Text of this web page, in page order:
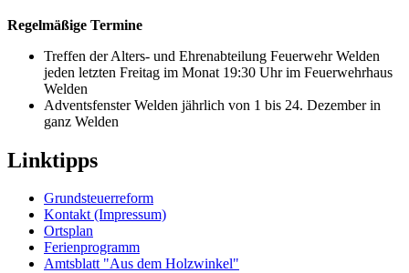
Regelmäßige Termine
Treffen der Alters- und Ehrenabteilung Feuerwehr Welden
jeden letzten Freitag im Monat 19:30 Uhr im Feuerwehrhaus
Welden
Adventsfenster Welden jährlich von 1 bis 24. Dezember in
ganz Welden
Linktipps
Grundsteuerreform
Kontakt (Impressum)
Ortsplan
Ferienprogramm
Amtsblatt "Aus dem Holzwinkel"